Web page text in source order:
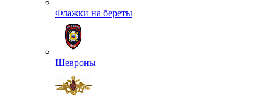
Флажки на береты
Шевроны